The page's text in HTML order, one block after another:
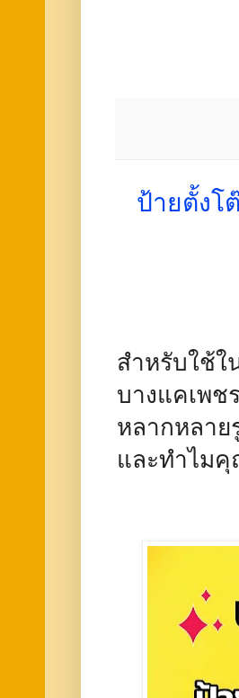
ป้ายตั้งโ
สำหรับใช้ใ
บางแคเพช
หลากหลาย
และทำไมคุ